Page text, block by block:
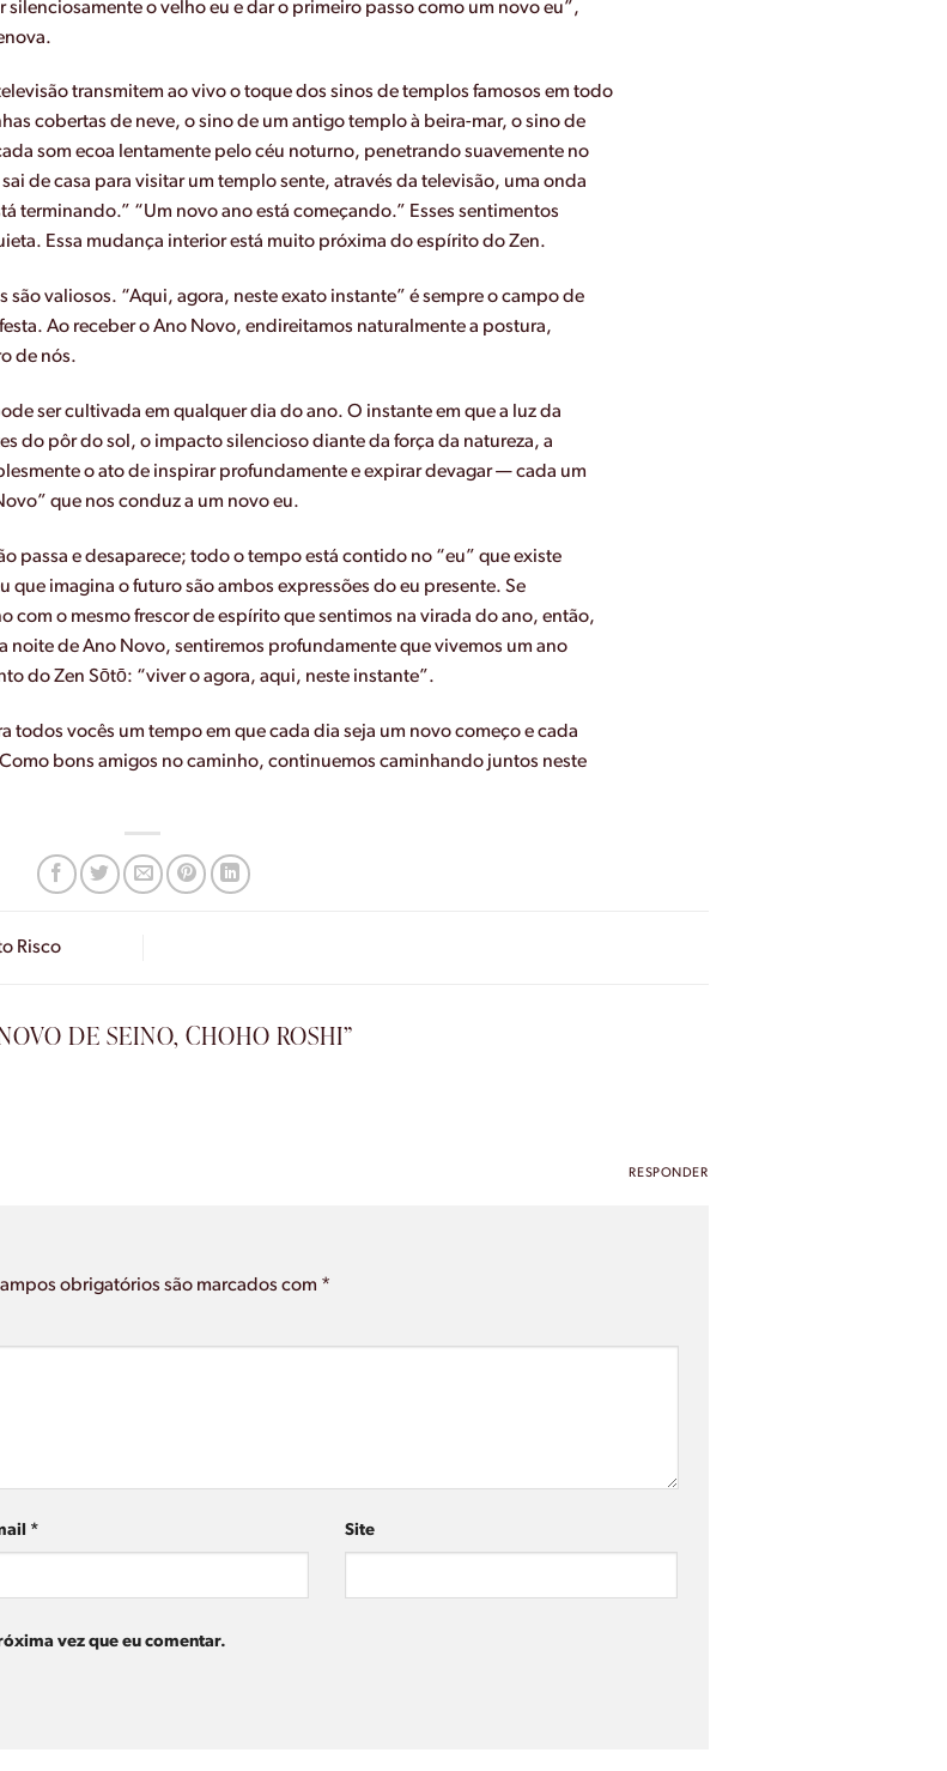
o velho eu e dar o primeiro passo como um novo eu”,
transmitem ao vivo o toque dos sinos de templos famosos em todo
cobertas de neve, o sino de um antigo templo à beira-mar, o sino de
som ecoa lentamente pelo céu noturno, penetrando suavemente no
de casa para visitar um templo sente, através da televisão, uma onda
terminando.” “Um novo ano está começando.” Esses sentimentos
Essa mudança interior está muito próxima do espírito do Zen.
são valiosos. “Aqui, agora, neste exato instante” é sempre o campo de
Ao receber o Ano Novo, endireitamos naturalmente a postura,
de nós.
ser cultivada em qualquer dia do ano. O instante em que a luz da
do pôr do sol, o impacto silencioso diante da força da natureza, a
o ato de inspirar profundamente e expirar devagar — cada um
que nos conduz a um novo eu.
passa e desaparece; todo o tempo está contido no “eu” que existe
que imagina o futuro são ambos expressões do eu presente. Se
com o mesmo frescor de espírito que sentimos na virada do ano, então,
noite de Ano Novo, sentiremos profundamente que vivemos um ano
do Zen Sōtō: “viver o agora, aqui, neste instante”.
todos vocês um tempo em que cada dia seja um novo começo e cada
bons amigos no caminho, continuemos caminhando juntos neste
Risco
DE SEINO, CHOHO ROSHI”
RESPONDER
obrigatórios são marcados com *
* Site
vez que eu comentar.